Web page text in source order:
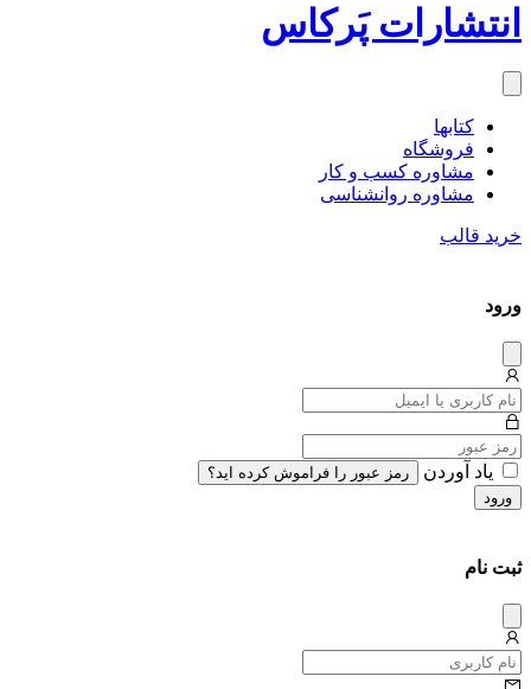
انتشارات پَرکاس
کتاب‎ها
فروشگاه
مشاوره کسب و کار
مشاوره روان‎شناسی
خرید قالب
ورود
میس
یاد آوردن
رمز عبور را فراموش کرده اید؟
ورود
ثبت نام
میس